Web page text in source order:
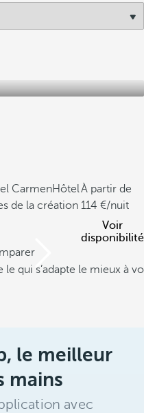
CarmenHôtel
de la création
À partir de
114
/nuit
Voir
disponibilité
qui s’adapte le mieux à
le meilleur
mains
avec